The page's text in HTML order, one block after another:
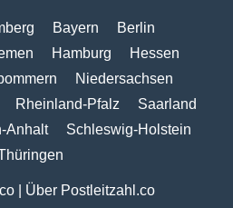
Bayern
Berlin
Hamburg
Hessen
Niedersachsen
Rheinland-Pfalz
Saarland
Anhalt
Schleswig-Holstein
| Über Postleitzahl.co